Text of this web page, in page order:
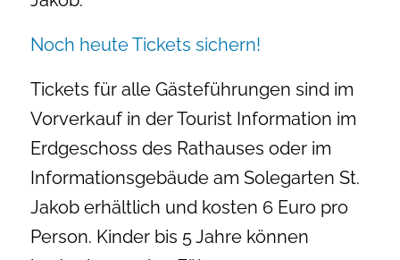
Noch heute Tickets sichern!
Tickets für alle Gästeführungen sind im
Vorverkauf in der Tourist Information im
Erdgeschoss des Rathauses oder im
Informationsgebäude am Solegarten St.
Jakob erhältlich und kosten 6 Euro pro
Person. Kinder bis 5 Jahre können